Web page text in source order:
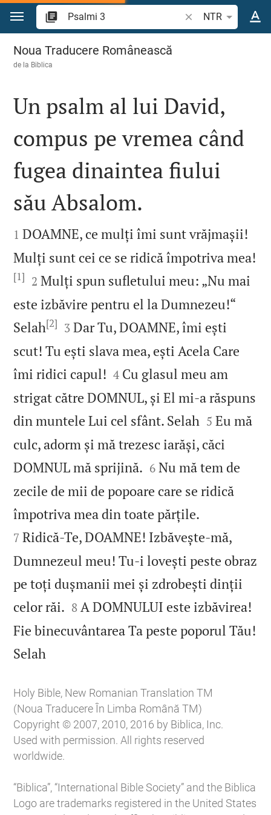
Sari la conținut
Căutați un verset
NTR
Psalmi 3
Noua Traducere Românească
de la Biblica

Un psalm al lui David,
compus pe vremea când
fugea dinaintea fiului
său Absalom.

1 DOAMNE, ce mulți îmi sunt vrăjmașii!
Mulți sunt cei ce se ridică împotriva mea!
[1] 

2 Mulți spun sufletului meu: „Nu mai
este izbăvire pentru el la Dumnezeu!“
Selah[2] 

3 Dar Tu, DOAMNE, îmi ești
scut! Tu ești slava mea, ești Acela Care
îmi ridici capul! 

4 Cu glasul meu am
strigat către DOMNUL, și El mi‑a răspuns
din muntele Lui cel sfânt. Selah 

5 Eu mă
culc, adorm și mă trezesc iarăși, căci
DOMNUL mă sprijină. 

6 Nu mă tem de
zecile de mii de popoare care se ridică
împotriva mea din toate părțile.
7 Ridică‑Te, DOAMNE! Izbăvește‑mă,
Dumnezeul meu! Tu‑i lovești peste obraz
pe toți dușmanii mei și zdrobești dinții
celor răi. 

8 A DOMNULUI este izbăvirea!
Fie binecuvântarea Ta peste poporul Tău!
Selah
Holy Bible, New Romanian Translation TM
(Noua Traducere În Limba Română TM)
Copyright © 2007, 2010, 2016 by Biblica, Inc.
Used with permission. All rights reserved
worldwide.
“Biblica”, “International Bible Society” and the Biblica
Logo are trademarks registered in the United States